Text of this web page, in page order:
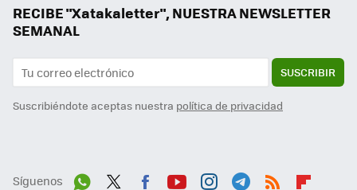
RECIBE "Xatakaletter", NUESTRA NEWSLETTER
SEMANAL
SUSCRIBIR
Suscribiéndote aceptas nuestra política de privacidad
Síguenos